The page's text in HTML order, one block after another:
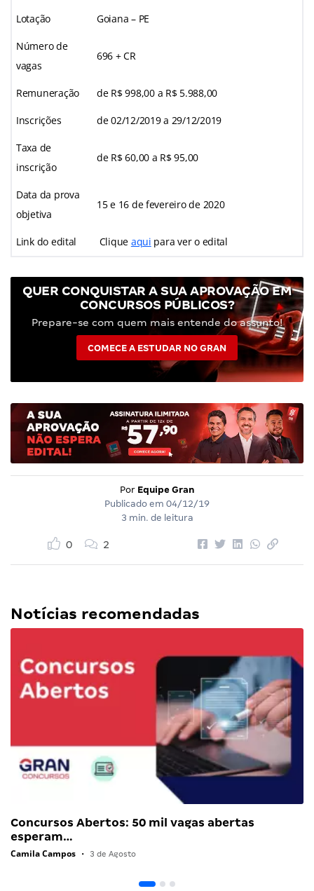
Lotação Goiana – PE
Número de
vagas
696 + CR
Remuneração de R$ 998,00 a R$ 5.988,00
Inscrições de 02/12/2019 a 29/12/2019
Taxa de
inscrição
de R$ 60,00 a R$ 95,00
Data da prova
objetiva
15 e 16 de fevereiro de 2020
Link do edital Clique aqui para ver o edital
QUER CONQUISTAR A SUA APROVAÇÃO EM
CONCURSOS PÚBLICOS?
Prepare-se com quem mais entende do assunto!
COMECE A ESTUDAR NO GRAN
Por Equipe Gran
Publicado em 04/12/19
3 min. de leitura
0 2
Notícias recomendadas
Concursos Abertos: 50 mil vagas abertas
esperam…
Camila Campos • 3 de Agosto